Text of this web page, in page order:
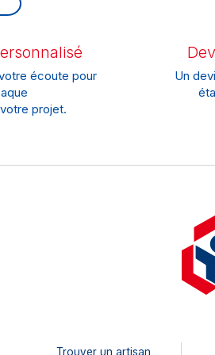
écoute pour
projet.
Un
Trouver un artisan